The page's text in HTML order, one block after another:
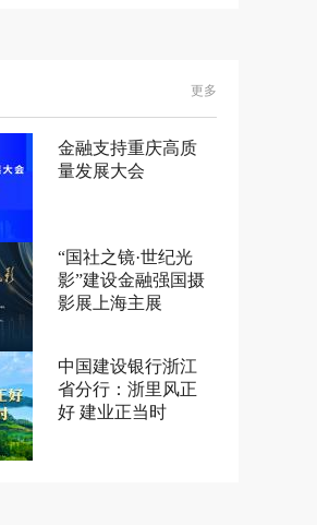
更多
金融支持重庆高质
量发展大会
“国社之镜·世纪光
影”建设金融强国摄
影展上海主展
中国建设银行浙江
省分行：浙里风正
好 建业正当时